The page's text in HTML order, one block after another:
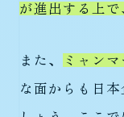
が進出する上
また、 ミャン
な面からも日